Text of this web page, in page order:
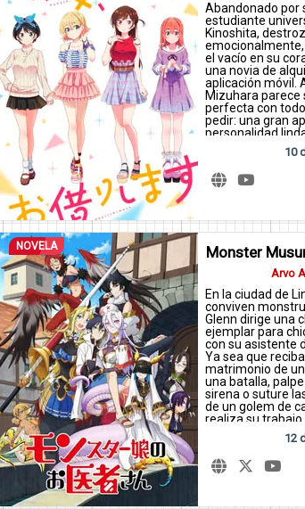
Abandonado por
estudiante
Kinoshita,
el vacío en su
una novia de
aplicación móvil.
Mizuhara parece
perfecta con
pedir: una gran
personalidad
Al ver opiniones
perfil después
aún
de los hombres y
calificación
falta de respeto
ella, Chizuru
Luego de una
Kazuya y
entablar una
como si
enamorados.
10
NOVELA Monster
Arvo
En la ciudad de
conviven
Glenn dirige una
ejemplar para
con su asistente
Ya sea que
matrimonio de
una batalla,
sirena o suture
de un golem de
realiza su trabajo
confianza. Pero
desagradable
de arpía, ¿cómo
imperturbable Dr.
12